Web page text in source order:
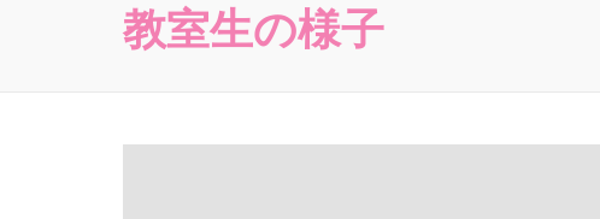
教室生の様子